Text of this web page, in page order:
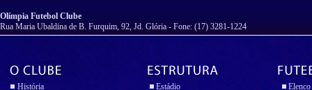
Olímpia Futebol Clube
Rua Maria Ubaldina de B. Furquim, 92, Jd. Glória - Fone: (17) 3281-1224
História
Estádio
Elenco